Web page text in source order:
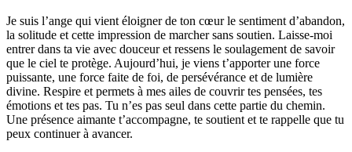
Je suis l’ange qui vient éloigner de ton cœur le sentiment d’abandon,
la solitude et cette impression de marcher sans soutien. Laisse-moi
entrer dans ta vie avec douceur et ressens le soulagement de savoir
que le ciel te protège. Aujourd’hui, je viens t’apporter une force
puissante, une force faite de foi, de persévérance et de lumière
divine. Respire et permets à mes ailes de couvrir tes pensées, tes
émotions et tes pas. Tu n’es pas seul dans cette partie du chemin.
Une présence aimante t’accompagne, te soutient et te rappelle que tu
peux continuer à avancer.